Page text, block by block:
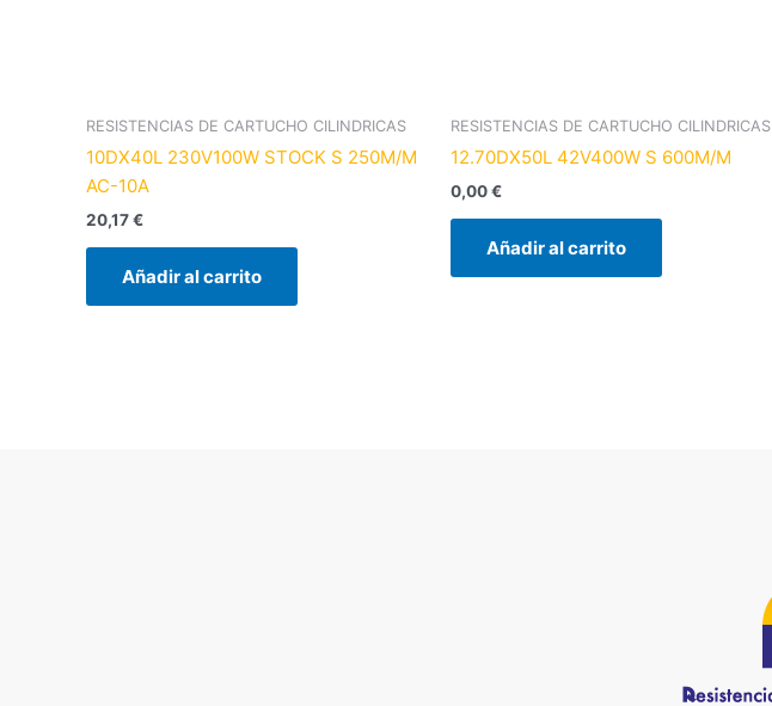
RESISTENCIAS DE CARTUCHO CILINDRICAS
10DX40L 230V100W STOCK S 250M/M
AC-10A
20,17€
Añadir al carrito
RESISTENCIAS DE CARTUCHO CILINDRICAS
12.70DX50L 42V400W S 600M/M
0,00€
Añadir al carrito